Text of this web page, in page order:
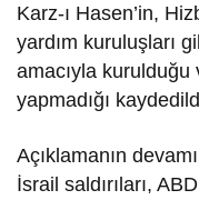
Karz-ı Hasen’in,
yardım kuruluşları
amacıyla kurulduğu
yapmadığı
Açıklamanın
İsrail saldırıları,